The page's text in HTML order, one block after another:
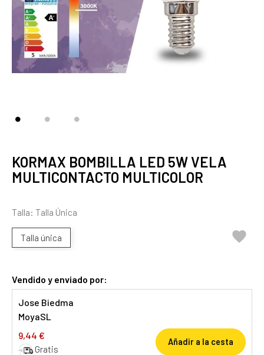
KORMAX BOMBILLA LED 5W VELA
MULTICONTACTO MULTICOLOR
Talla: Talla Única
Talla única 
Vendido y enviado por:
Jose Biedma
MoyaSL
9,44 €
Gratis
Añadir a la cesta